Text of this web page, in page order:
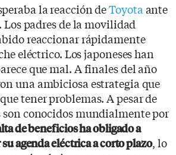
la reacción deToyota ante
padres de la movilidad
reaccionar rápidamente
eléctrico. Los japoneses han
que mal. A finales del año
una ambiciosa estrategia que
tener problemas. A pesar de
son conocidos mundialmente por
de beneficios ha obligado a
agenda eléctrica a corto plazo, lo